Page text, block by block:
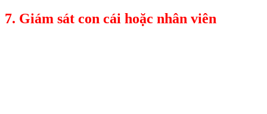
7. Giám sát con cái hoặc nhân viên